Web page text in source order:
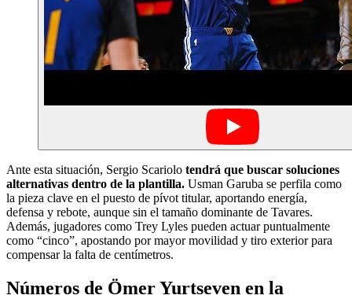
Ante esta situación, Sergio Scariolo tendrá que buscar soluciones
alternativas dentro de la plantilla. Usman Garuba se perfila como
la pieza clave en el puesto de pívot titular, aportando energía,
defensa y rebote, aunque sin el tamaño dominante de Tavares.
Además, jugadores como Trey Lyles pueden actuar puntualmente
como “cinco”, apostando por mayor movilidad y tiro exterior para
compensar la falta de centímetros.
Números de Ömer Yurtseven en la